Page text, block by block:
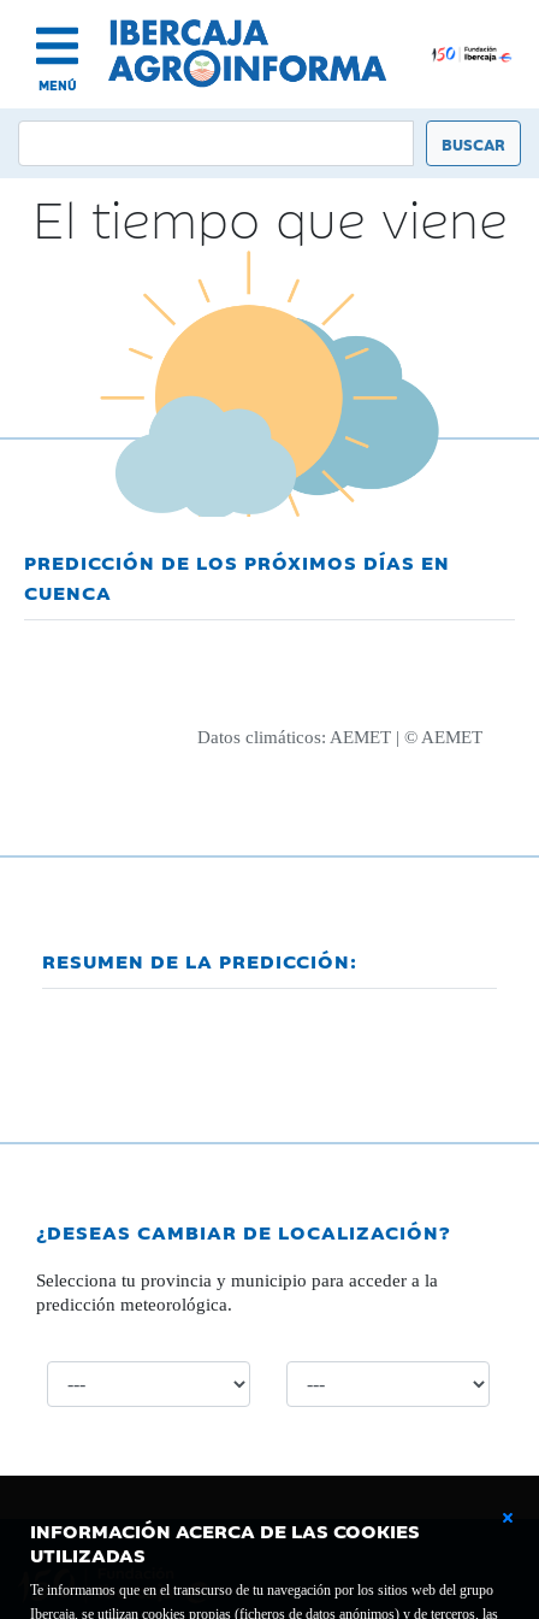
MENÚ
INFORMACIÓN ACERCA DE LAS COOKIES
UTILIZADAS
Te informamos que en el transcurso de tu navegación por los sitios web del grupo
Ibercaja, se utilizan cookies propias (ficheros de datos anónimos) y de terceros, las
El tiempo que viene
PREDICCIÓN DE LOS PRÓXIMOS DÍAS EN
CUENCA
Datos climáticos: AEMET | © AEMET
RESUMEN DE LA PREDICCIÓN:
¿DESEAS CAMBIAR DE LOCALIZACIÓN?
Selecciona tu provincia y municipio para acceder a la
predicción meteorológica.